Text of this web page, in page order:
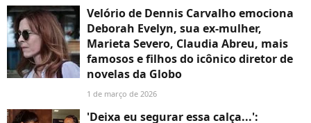
Velório de Dennis Carvalho emociona
Deborah Evelyn, sua ex-mulher,
Marieta Severo, Claudia Abreu, mais
famosos e filhos do icônico diretor de
novelas da Globo
1 de março de 2026
'Deixa eu segurar essa calça...':